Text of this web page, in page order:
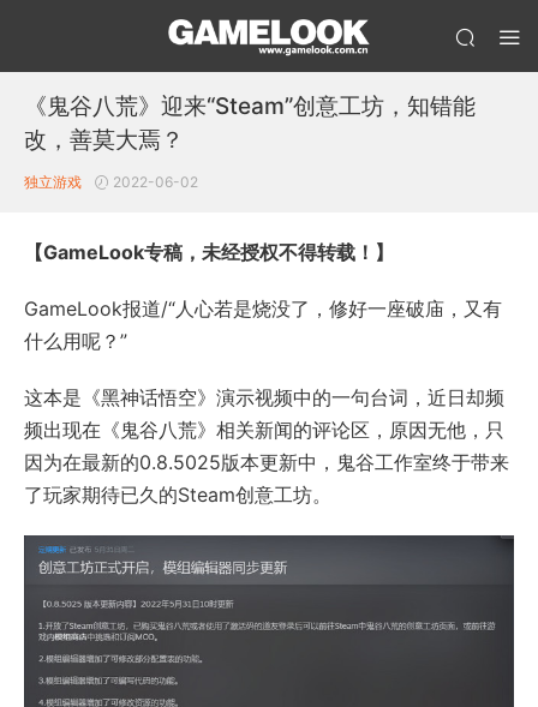
《鬼谷八荒》迎来“Steam”创意工坊，知错能
改，善莫大焉？
独立游戏 2022-06-02
【GameLook专稿，未经授权不得转载！】
GameLook报道/“人心若是烧没了，修好一座破庙，又有
什么用呢？”
这本是《黑神话悟空》演示视频中的一句台词，近日却频
频出现在《鬼谷八荒》相关新闻的评论区，原因无他，只
因为在最新的0.8.5025版本更新中，鬼谷工作室终于带来
了玩家期待已久的Steam创意工坊。